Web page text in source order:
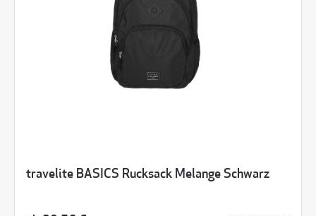
travelite BASICS Rucksack Melange Schwarz